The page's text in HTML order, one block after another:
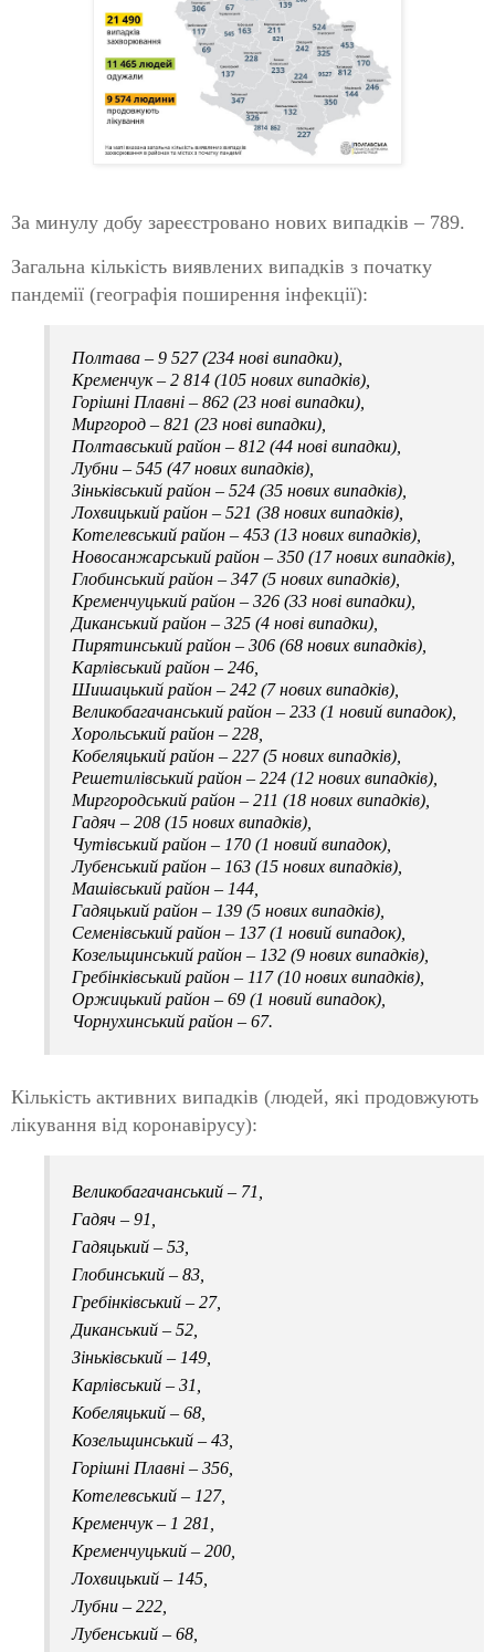
За минулу добу зареєстровано нових випадків – 789.
Загальна кількість виявлених випадків з початку
пандемії (географія поширення інфекції):
Полтава – 9 527 (234 нові випадки),
Кременчук – 2 814 (105 нових випадків),
Горішні Плавні – 862 (23 нові випадки),
Миргород – 821 (23 нові випадки),
Полтавський район – 812 (44 нові випадки),
Лубни – 545 (47 нових випадків),
Зіньківський район – 524 (35 нових випадків),
Лохвицький район – 521 (38 нових випадків),
Котелевський район – 453 (13 нових випадків),
Новосанжарський район – 350 (17 нових випадків),
Глобинський район – 347 (5 нових випадків),
Кременчуцький район – 326 (33 нові випадки),
Диканський район – 325 (4 нові випадки),
Пирятинський район – 306 (68 нових випадків),
Карлівський район – 246,
Шишацький район – 242 (7 нових випадків),
Великобагачанський район – 233 (1 новий випадок),
Хорольський район – 228,
Кобеляцький район – 227 (5 нових випадків),
Решетилівський район – 224 (12 нових випадків),
Миргородський район – 211 (18 нових випадків),
Гадяч – 208 (15 нових випадків),
Чутівський район – 170 (1 новий випадок),
Лубенський район – 163 (15 нових випадків),
Машівський район – 144,
Гадяцький район – 139 (5 нових випадків),
Семенівський район – 137 (1 новий випадок),
Козельщинський район – 132 (9 нових випадків),
Гребінківський район – 117 (10 нових випадків),
Оржицький район – 69 (1 новий випадок),
Чорнухинський район – 67.
Кількість активних випадків (людей, які продовжують
лікування від коронавірусу):
Великобагачанський – 71,
Гадяч – 91,
Гадяцький – 53,
Глобинський – 83,
Гребінківський – 27,
Диканський – 52,
Зіньківський – 149,
Карлівський – 31,
Кобеляцький – 68,
Козельщинський – 43,
Горішні Плавні – 356,
Котелевський – 127,
Кременчук – 1 281,
Кременчуцький – 200,
Лохвицький – 145,
Лубни – 222,
Лубенський – 68,